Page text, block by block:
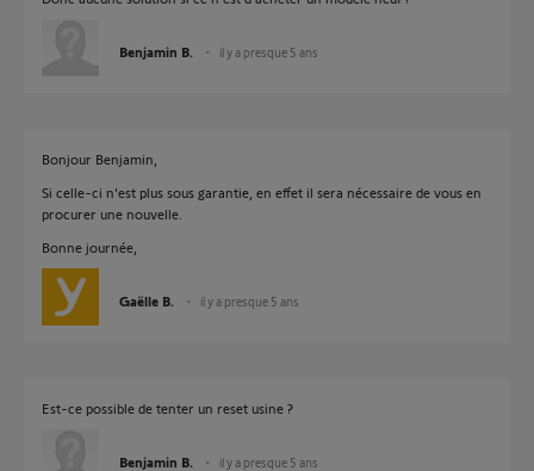
Benjamin B. il y a presque 5 ans
Bonjour Benjamin,
Si celle-ci n'est plus sous garantie, en effet il sera nécessaire de vous en
procurer une nouvelle.
Bonne journée,
Gaëlle B. il y a presque 5 ans
Est-ce possible de tenter un reset usine ?
Benjamin B. il y a presque 5 ans